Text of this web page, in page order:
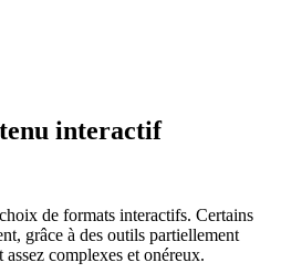
interactif
de formats interactifs. Certains
grâce à des outils partiellement
complexes et onéreux.